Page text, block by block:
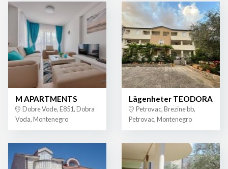
M APARTMENTS
Dobre Vode, E851, Dobra
Voda, Montenegro
Lägenheter TEODORA
Petrovac, Brezine bb,
Petrovac, Montenegro